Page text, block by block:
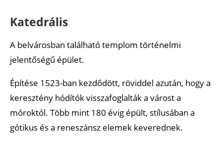
Katedrális
A belvárosban található templom történelmi
jelentőségű épület.
Építése 1523-ban kezdődött, röviddel azután, hogy a
keresztény hódítók visszafoglalták a várost a
móroktól. Több mint 180 évig épült, stílusában a
gótikus és a reneszánsz elemek keverednek.